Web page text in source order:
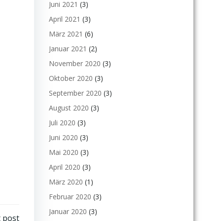
post
Juni 2021 (3)
April 2021 (3)
März 2021 (6)
Januar 2021 (2)
November 2020 (3)
Oktober 2020 (3)
September 2020 (3)
August 2020 (3)
Juli 2020 (3)
Juni 2020 (3)
Mai 2020 (3)
April 2020 (3)
März 2020 (1)
Februar 2020 (3)
Januar 2020 (3)